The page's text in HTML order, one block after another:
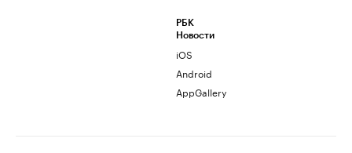
РБК
Новости
iOS
Android
AppGallery